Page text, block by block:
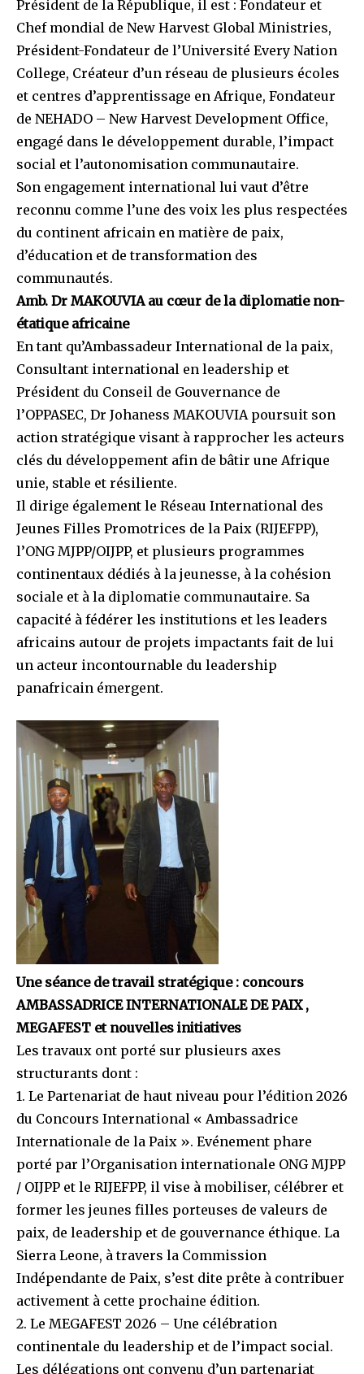
Président de la République, il est : Fondateur et
Chef mondial de New Harvest Global Ministries,
Président-Fondateur de l’Université Every Nation
College, Créateur d’un réseau de plusieurs écoles
et centres d’apprentissage en Afrique, Fondateur
de NEHADO – New Harvest Development Office,
engagé dans le développement durable, l’impact
social et l’autonomisation communautaire.
Son engagement international lui vaut d’être
reconnu comme l’une des voix les plus respectées
du continent africain en matière de paix,
d’éducation et de transformation des
communautés.
Amb. Dr MAKOUVIA au cœur de la diplomatie non-
étatique africaine
En tant qu’Ambassadeur International de la paix,
Consultant international en leadership et
Président du Conseil de Gouvernance de
l’OPPASEC, Dr Johaness MAKOUVIA poursuit son
action stratégique visant à rapprocher les acteurs
clés du développement afin de bâtir une Afrique
unie, stable et résiliente.
Il dirige également le Réseau International des
Jeunes Filles Promotrices de la Paix (RIJEFPP),
l’ONG MJPP/OIJPP, et plusieurs programmes
continentaux dédiés à la jeunesse, à la cohésion
sociale et à la diplomatie communautaire. Sa
capacité à fédérer les institutions et les leaders
africains autour de projets impactants fait de lui
un acteur incontournable du leadership
panafricain émergent.
Une séance de travail stratégique : concours
AMBASSADRICE INTERNATIONALE DE PAIX ,
MEGAFEST et nouvelles initiatives
Les travaux ont porté sur plusieurs axes
structurants dont :
1. Le Partenariat de haut niveau pour l’édition 2026
du Concours International « Ambassadrice
Internationale de la Paix ». Evénement phare
porté par l’Organisation internationale ONG MJPP
/ OIJPP et le RIJEFPP, il vise à mobiliser, célébrer et
former les jeunes filles porteuses de valeurs de
paix, de leadership et de gouvernance éthique. La
Sierra Leone, à travers la Commission
Indépendante de Paix, s’est dite prête à contribuer
activement à cette prochaine édition.
2. Le MEGAFEST 2026 – Une célébration
continentale du leadership et de l’impact social.
Les délégations ont convenu d’un partenariat